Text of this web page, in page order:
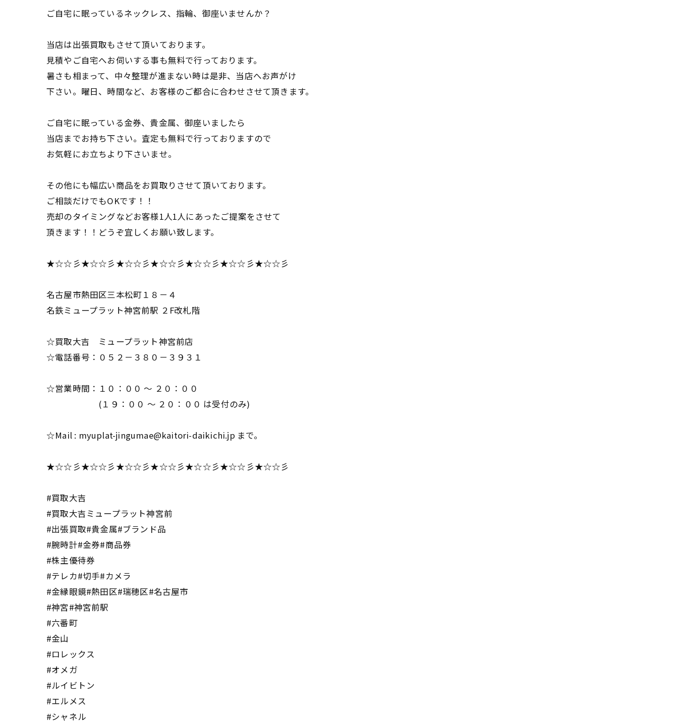
ご自宅に眠っているネックレス、指輪、御座いませんか？
当店は出張買取もさせて頂いております。
見積やご自宅へお伺いする事も無料で行っております。
暑さも相まって、中々整理が進まない時は是非、当店へお声がけ
下さい。曜日、時間など、お客様のご都合に合わせさせて頂きます。
ご自宅に眠っている金券、貴金属、御座いましたら
当店までお持ち下さい。査定も無料で行っておりますので
お気軽にお立ちより下さいませ。
その他にも幅広い商品をお買取りさせて頂いております。
ご相談だけでもOKです！！
売却のタイミングなどお客様1人1人にあったご提案をさせて
頂きます！！どうぞ宜しくお願い致します。
★☆☆彡★☆☆彡★☆☆彡★☆☆彡★☆☆彡★☆☆彡★☆☆彡
名古屋市熱田区三本松町１８－４
名鉄ミュープラット神宮前駅 ２F改札階
☆買取大吉 ミュープラット神宮前店
☆電話番号：０５２－３８０－３９３１
☆営業時間：１０：００ ～ ２０：００
(１９：００ ～ ２０：００ は受付のみ)
☆Mail : myuplat-jingumae@kaitori-daikichi.jp まで。
★☆☆彡★☆☆彡★☆☆彡★☆☆彡★☆☆彡★☆☆彡★☆☆彡
#買取大吉
#買取大吉ミュープラット神宮前
#出張買取#貴金属#ブランド品
#腕時計#金券#商品券
#株主優待券
#テレカ#切手#カメラ
#金縁眼鏡#熱田区#瑞穂区#名古屋市
#神宮#神宮前駅
#六番町
#金山
#ロレックス
#オメガ
#ルイビトン
#エルメス
#シャネル